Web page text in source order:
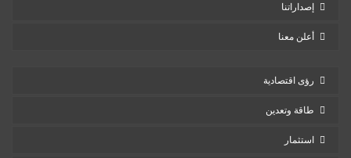
إصداراتنا
أعلن معنا
رؤى اقتصادية
طاقة وتعدين
استثمار